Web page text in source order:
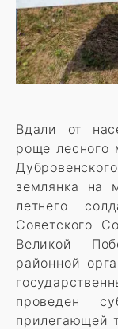
Вдали от
роще лесного
землянка на
летнего
Советского
Великой
районной
проведен
прилегающей